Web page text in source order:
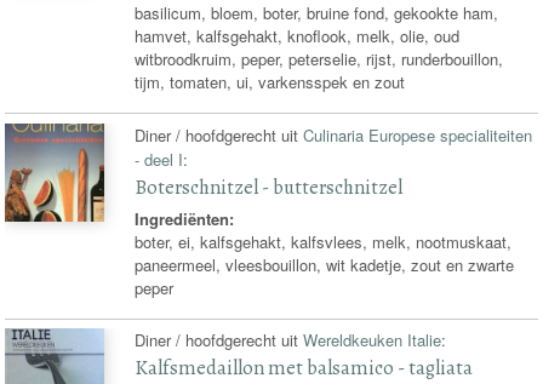
basilicum, bloem, boter, bruine fond, gekookte ham,
hamvet, kalfsgehakt, knoflook, melk, olie, oud
witbroodkruim, peper, peterselie, rijst, runderbouillon,
tijm, tomaten, ui, varkensspek en zout
Diner / hoofdgerecht uitCulinaria Europese specialiteiten
- deel I:
Boterschnitzel - butterschnitzel
Ingrediënten:
boter, ei, kalfsgehakt, kalfsvlees, melk, nootmuskaat,
paneermeel, vleesbouillon, wit kadetje, zout en zwarte
peper
Diner / hoofdgerecht uitWereldkeuken Italie:
Kalfsmedaillon met balsamico - tagliata